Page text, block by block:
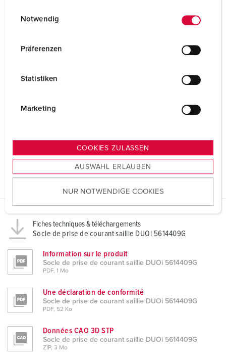
s
u
w
a
h
l
Notwendig
Präferenzen
Statistiken
Marketing
COOKIES ZULASSEN
AUSWAHL ERLAUBEN
NUR NOTWENDIGE COOKIES
Fiches techniques & téléchargements
Socle de prise de courant saillie DUOi 5614409G
Information sur le produit
Socle de prise de courant saillie DUOi 5614409G
PDF, 1 Mo
Une déclaration de conformité
Socle de prise de courant saillie DUOi 5614409G
PDF, 52 Ko
Données CAO 3D STP
Socle de prise de courant saillie DUOi 5614409G
ZIP, 3 Mo